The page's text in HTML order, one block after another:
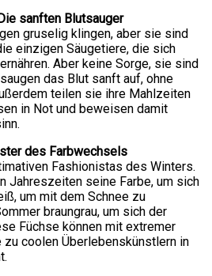
sanften Blutsauger
gruselig klingen, aber sie sind
einzigen Säugetiere, die sich
Aber keine Sorge, sie sind
das Blut sanft auf, ohne
teilen sie ihre Mahlzeiten
in Not und beweisen damit
des Farbwechsels
Fashionistas des Winters.
Jahreszeiten seine Farbe, um sich
um mit dem Schnee zu
braungrau, um sich der
Füchse können mit extremer
zu coolen Überlebenskünstlern in